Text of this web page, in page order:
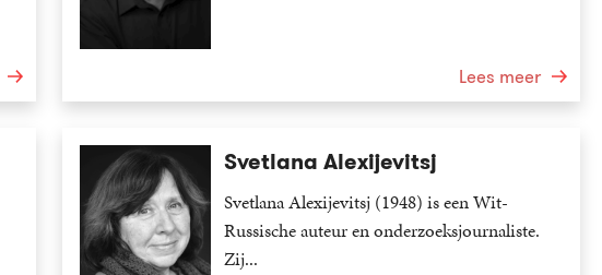
Lees meer
Svetlana Alexijevitsj
Svetlana Alexijevitsj (1948) is een Wit-
Russische auteur en onderzoeksjournaliste.
Zij...